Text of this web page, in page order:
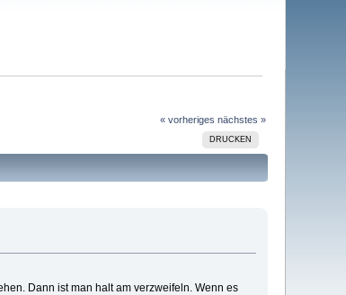
« vorheriges nächstes »
DRUCKEN
Dann ist man halt am verzweifeln. Wenn es